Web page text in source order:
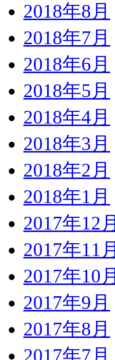
2018年8月
2018年7月
2018年6月
2018年5月
2018年4月
2018年3月
2018年2月
2018年1月
2017年12月
2017年11月
2017年10月
2017年9月
2017年8月
2017年7月